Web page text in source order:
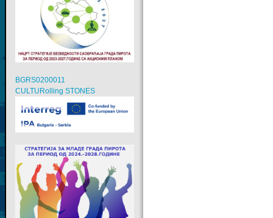
BGRS0200011
CULTURolling STONES